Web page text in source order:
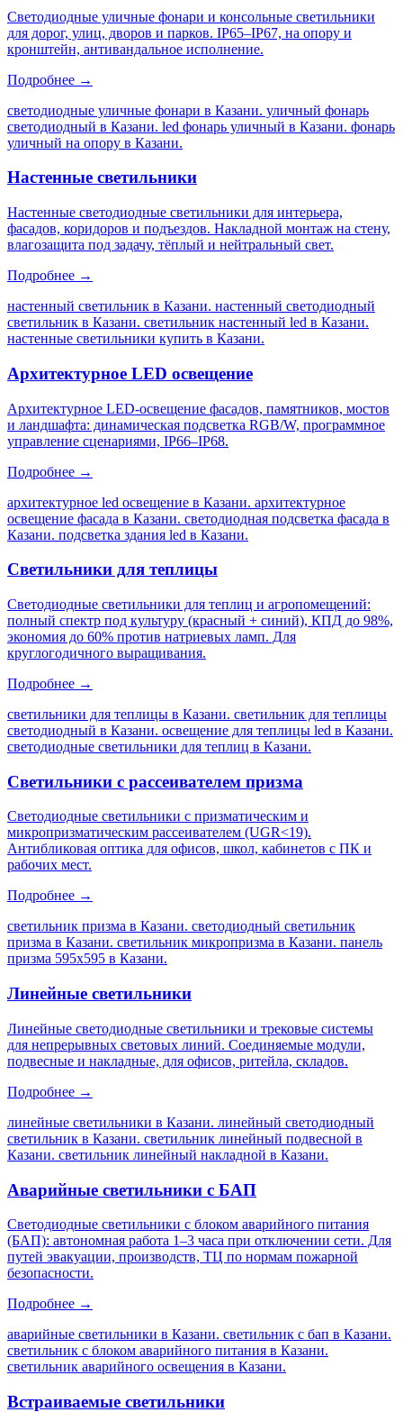
Светодиодные уличные фонари и консольные светильники
для дорог, улиц, дворов и парков. IP65–IP67, на опору и
кронштейн, антивандальное исполнение.
Подробнее →
светодиодные уличные фонари в Казани. уличный фонарь
светодиодный в Казани. led фонарь уличный в Казани. фонарь
уличный на опору в Казани.
Настенные светильники
Настенные светодиодные светильники для интерьера,
фасадов, коридоров и подъездов. Накладной монтаж на стену,
влагозащита под задачу, тёплый и нейтральный свет.
Подробнее →
настенный светильник в Казани. настенный светодиодный
светильник в Казани. светильник настенный led в Казани.
настенные светильники купить в Казани.
Архитектурное LED освещение
Архитектурное LED-освещение фасадов, памятников, мостов
и ландшафта: динамическая подсветка RGB/W, программное
управление сценариями, IP66–IP68.
Подробнее →
архитектурное led освещение в Казани. архитектурное
освещение фасада в Казани. светодиодная подсветка фасада в
Казани. подсветка здания led в Казани.
Светильники для теплицы
Светодиодные светильники для теплиц и агропомещений:
полный спектр под культуру (красный + синий), КПД до 98%,
экономия до 60% против натриевых ламп. Для
круглогодичного выращивания.
Подробнее →
светильники для теплицы в Казани. светильник для теплицы
светодиодный в Казани. освещение для теплицы led в Казани.
светодиодные светильники для теплиц в Казани.
Светильники с рассеивателем призма
Светодиодные светильники с призматическим и
микропризматическим рассеивателем (UGR<19).
Антибликовая оптика для офисов, школ, кабинетов с ПК и
рабочих мест.
Подробнее →
светильник призма в Казани. светодиодный светильник
призма в Казани. светильник микропризма в Казани. панель
призма 595х595 в Казани.
Линейные светильники
Линейные светодиодные светильники и трековые системы
для непрерывных световых линий. Соединяемые модули,
подвесные и накладные, для офисов, ритейла, складов.
Подробнее →
линейные светильники в Казани. линейный светодиодный
светильник в Казани. светильник линейный подвесной в
Казани. светильник линейный накладной в Казани.
Аварийные светильники с БАП
Светодиодные светильники с блоком аварийного питания
(БАП): автономная работа 1–3 часа при отключении сети. Для
путей эвакуации, производств, ТЦ по нормам пожарной
безопасности.
Подробнее →
аварийные светильники в Казани. светильник с бап в Казани.
светильник с блоком аварийного питания в Казани.
светильник аварийного освещения в Казани.
Встраиваемые светильники